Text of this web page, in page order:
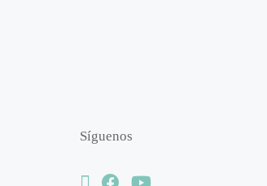
Síguenos